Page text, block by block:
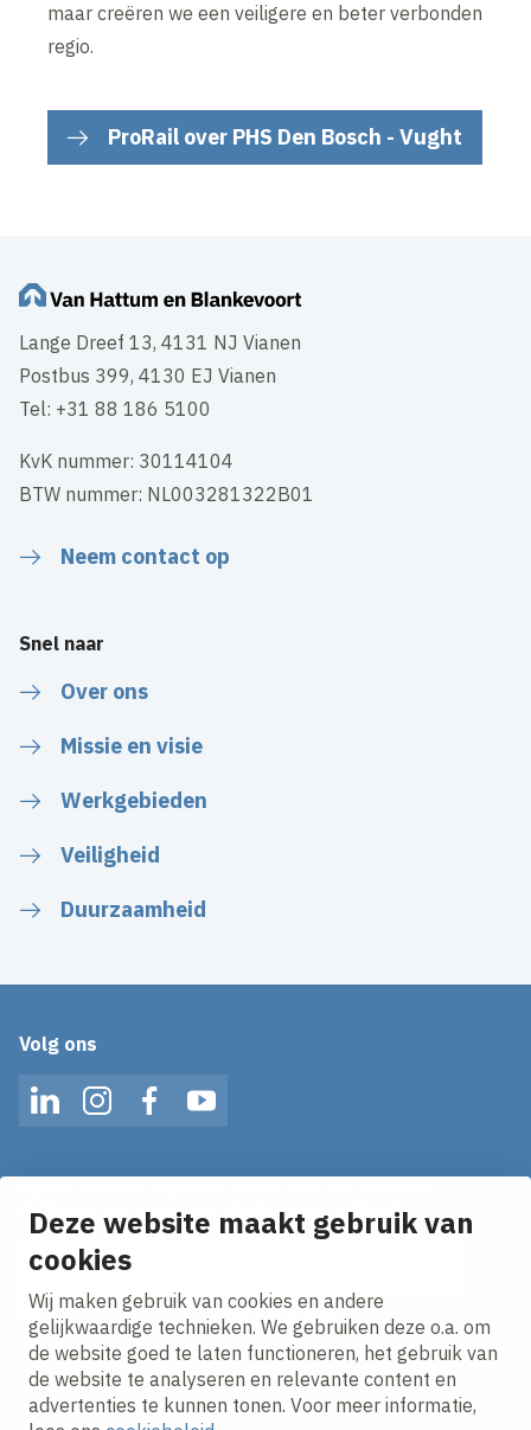
Deze website maakt gebruik van
cookies
Wij maken gebruik van cookies en andere
gelijkwaardige technieken. We gebruiken deze o.a. om
de website goed te laten functioneren, het gebruik van
de website te analyseren en relevante content en
advertenties te kunnen tonen. Voor meer informatie,
maar creëren we een veiligere en beter verbonden
regio.
ProRail over PHS Den Bosch - Vught
Lange Dreef 13, 4131 NJ Vianen
Postbus 399, 4130 EJ Vianen
Tel: +31 88 186 5100
KvK nummer: 30114104
BTW nummer: NL003281322B01
Neem contact op
Snel naar
Over ons
Missie en visie
Werkgebieden
Veiligheid
Duurzaamheid
Volg ons
LinkedInInstagramFacebookYouTube
Ontvang onze nieuws alerts in je mailbox!
E-mailadres
Ik ga akkoord met hetprivacy statement.